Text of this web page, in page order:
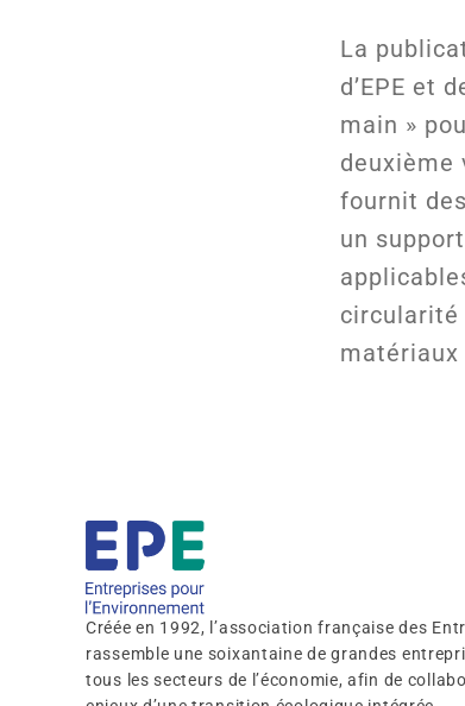
La
d’EPE et
main »
deuxième
fournit
un
circularité
Créée en 1992, l’association française des
rassemble une soixantaine de grandes
tous les secteurs de l’économie, afin de